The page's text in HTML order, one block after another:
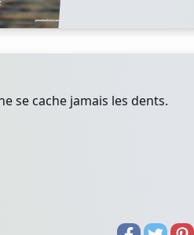
se cache jamais les dents.